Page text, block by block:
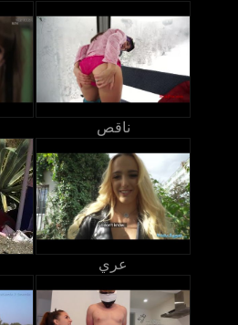
ناقص
عري